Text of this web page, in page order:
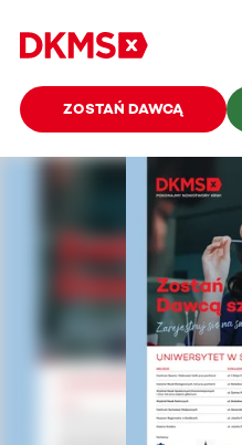
ZOSTAŃ DAWCĄ